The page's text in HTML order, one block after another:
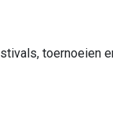
toernoeien